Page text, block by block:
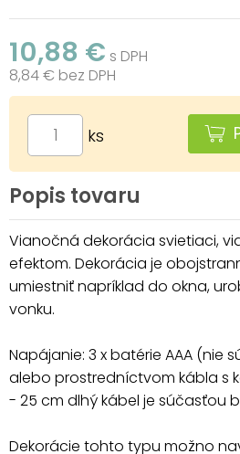
10,88 € s DPH
8,84 € bez DPH
ks
Popis tovaru
Vianočná dekorácia svietiaci,
efektom. Dekorácia je
umiestniť napríklad do okna,
vonku.
Napájanie: 3 x batérie AAA (nie
alebo prostredníctvom kábla s
- 25 cm dlhý kábel je súčasťou
Dekorácie tohto typu možno